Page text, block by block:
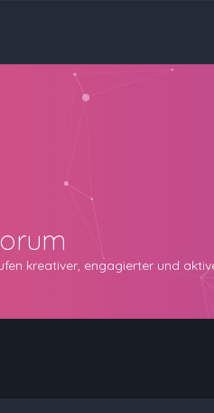
kreativer, engagierter und